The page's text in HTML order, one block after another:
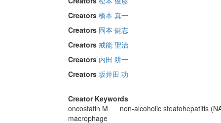
Creators 橋本 真一
Creators 岡本 健志
Creators 戒能 聖治
Creators 内田 耕一
Creators 坂井田 功
Creator Keywords
oncostatin M
non-alcoholic steatohepatitis
macrophage